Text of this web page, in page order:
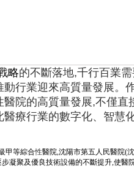
略的不斷落地,千行百業
行業迎來高質量發展。
醫院的高質量發展,不僅直
療行業的數字化、智慧
甲等綜合性醫院,沈陽市第五人民醫院(
凝聚及優良技術設備的不斷提升,使醫